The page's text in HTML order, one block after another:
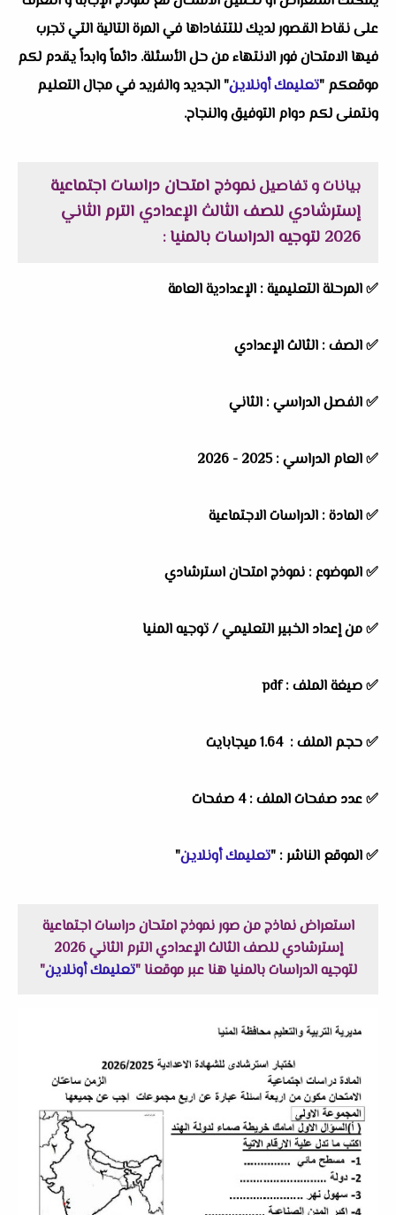
على نقاط القصور لديك للتتفاداها في المرة التالية التي تجرب
فيها الامتحان فور الانتهاء من حل الأسئلة. دائماً وابداً يقدم لكم
موقعكم "تعليمك أونلاين" الجديد والفريد في مجال التعليم
ونتمنى لكم دوام التوفيق والنجاح.
بيانات و تفاصيلنموذج امتحان دراسات اجتماعية
إسترشادي للصف الثالث الإعدادي الترم الثاني
2026 لتوجيه الدراسات بالمنيا
:
✅المرحلة التعليمية : الإعدادية العامة
✅الصف : الثالث الإعدادي
✅الفصل الدراسي : الثاني
✅العام الدراسي :2025 - 2026
✅المادة : الدراسات الاجتماعية
✅الموضوع : نموذج امتحان استرشادي
✅من إعداد الخبير التعليمي /توجيه المنيا
✅ صيغة الملف : pdf
✅ حجم الملف : 1.64 ميجابايت
✅ عدد صفحات الملف : 4 صفحات
✅الموقع الناشر : "تعليمك أونلاين"
استعراض نماذج من صور نموذج امتحان دراسات اجتماعية
إسترشادي للصف الثالث الإعدادي الترم الثاني 2026
لتوجيه الدراسات بالمنيا هنا عبر موقعنا "تعليمك أونلاين"